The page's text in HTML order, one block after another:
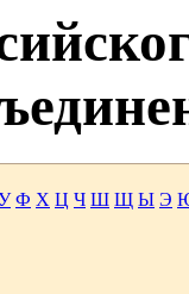
Ф Х Ц Ч Ш Щ Ы Э